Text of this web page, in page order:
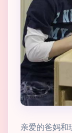
亲爱的爸妈和